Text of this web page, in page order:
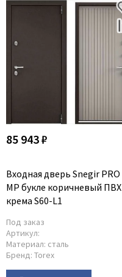
Aldeghi Luigi
Armadillo
Aurum Doors
Bravo
Brandoors
Bussare
Comaglio
Comit
Covali
85 943 ₽
Входная дверь Snegir PRO
MP букле коричневый ПВХ
крема S60-L1
Под заказ
Артикул:
Материал: сталь
Бренд: Torex